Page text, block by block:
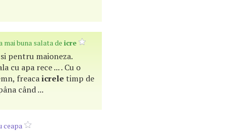
mai buna salata de icre
si pentru maioneza.
cu apa rece ... . Cu o
freacaicreletimp de
când ...
ceapa